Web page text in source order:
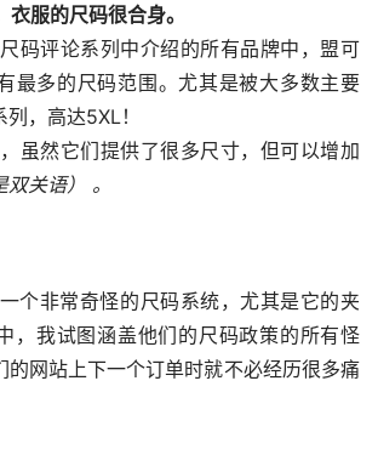
服的尺码很合身。
最多的尺码范围。尤其是被大多数主要
，高达5XL！
双关语） 。
，我试图涵盖他们的尺码政策的所有怪
的网站上下一个订单时就不必经历很多痛